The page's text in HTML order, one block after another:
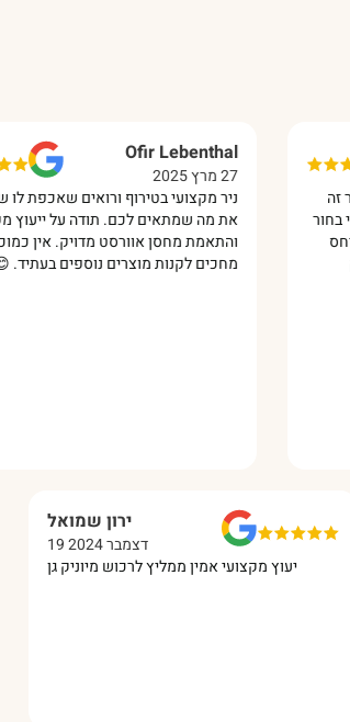
Ofir Lebenthal
ניר מקצועי בטירוף ורואים שאכפת לו שתקנו
את מה שמתאים לכם. תודה על ייעוץ מקצועי
והתאמת מחסן אוורסט מדויק. אין כמוכם!
מחכים לקנות מוצרים נוספים בעתיד. 😊‏
ירון שמואל
19 דצמבר 2024
יעוץ מקצועי אמין ממליץ לרכוש מיוניק גן